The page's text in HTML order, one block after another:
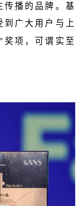
传播的品牌。基
广大用户与上
” 奖项，可谓实至